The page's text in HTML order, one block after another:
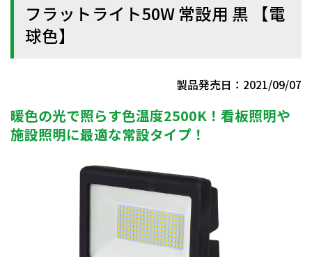
フラットライト50W 常設用 黒 【電
球色】
製品発売日：2021/09/07
暖色の光で照らす色温度2500K！看板照明や
施設照明に最適な常設タイプ！